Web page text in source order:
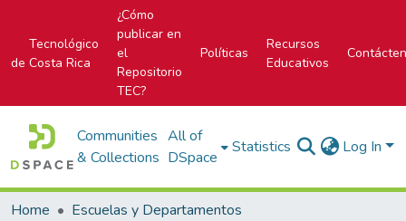
Tecnológico
de Costa Rica
¿Cómo
publicar en
el
Repositorio
TEC?
Políticas
Recursos
Educativos
Communities
& Collections
All of
DSpace
Statistics Log In
Home
Escuelas y Departamentos